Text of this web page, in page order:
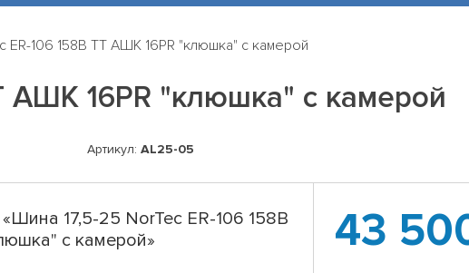
ER-106 158B TT АШК 16PR "клюшка" с камерой
АШК 16PR "клюшка" с камерой
Артикул: AL25-05
17,5-25 NorTec ER-106 158B
с камерой»
43